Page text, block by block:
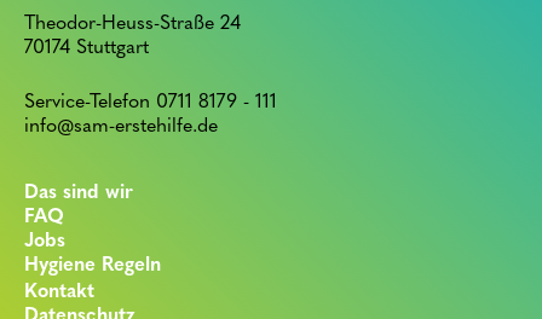
Theodor-Heuss-Straße 24
70174 Stuttgart
Service-Telefon 0711 8179 - 111
info@sam-erstehilfe.de
Das sind wir
FAQ
Jobs
Hygiene Regeln
Kontakt